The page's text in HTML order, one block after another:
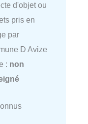
d'objet ou
pris en
par
D Avize
: non